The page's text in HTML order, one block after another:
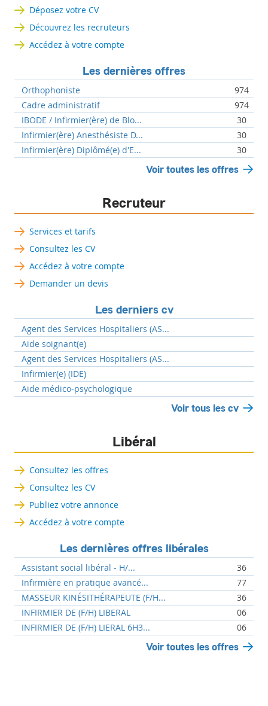
Déposez votre CV
Découvrez les recruteurs
Accédez à votre compte
Les dernières offres
Orthophoniste
974
Cadre administratif
974
IBODE / Infirmier(ère) de Blo...
30
Infirmier(ère) Anesthésiste D...
30
Infirmier(ère) Diplômé(e) d'E...
30
Voir toutes les offres
Recruteur
Services et tarifs
Consultez les CV
Accédez à votre compte
Demander un devis
Les derniers cv
Agent des Services Hospitaliers (AS...
Aide soignant(e)
Agent des Services Hospitaliers (AS...
Infirmier(e) (IDE)
Aide médico-psychologique
Voir tous les cv
Libéral
Consultez les offres
Consultez les CV
Publiez votre annonce
Accédez à votre compte
Les dernières offres libérales
Assistant social libéral - H/...
36
Infirmière en pratique avancé...
77
MASSEUR KINÉSITHÉRAPEUTE (F/H...
36
INFIRMIER DE (F/H) LIBERAL
06
INFIRMIER DE (F/H) LIERAL 6H3...
06
Voir toutes les offres